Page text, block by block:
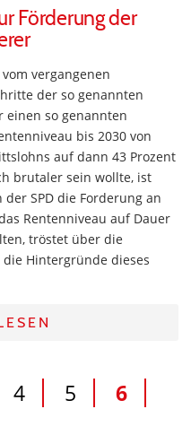
Förderung der
vergangenen
der so genannten
einen so genannten
bis 2030 von
auf dann 43 Prozent
brutaler sein wollte, ist
SPD die Forderung an
Rentenniveau auf Dauer
tröstet über die
Hintergründe dieses
4 5 6